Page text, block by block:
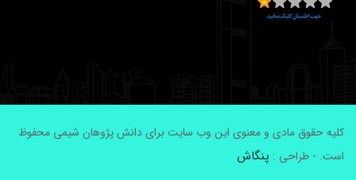
حقوق مادی و معنوی این وب سایت برای دانش پژوهان شیمی محفوظ
- طراحی :پنگاش